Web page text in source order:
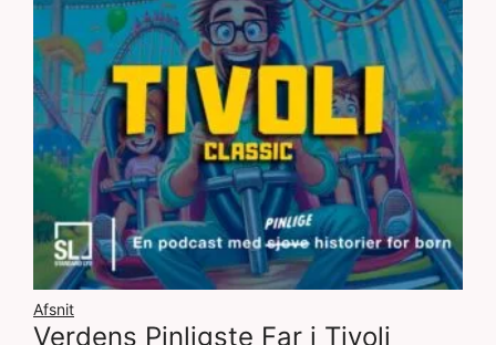
Afsnit
Verdens Pinligste Far i Tivoli